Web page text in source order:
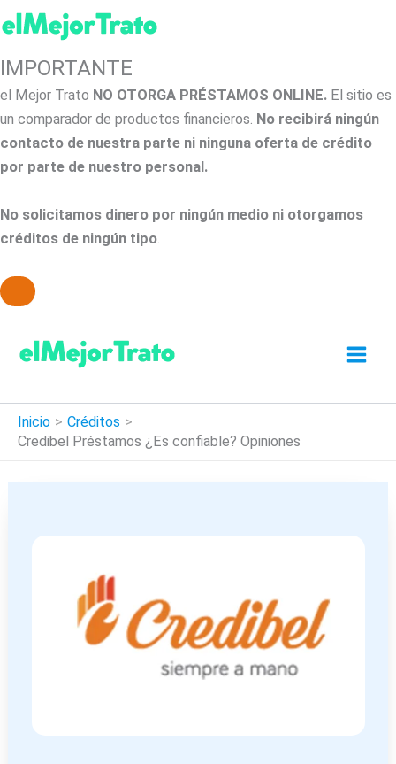
IMPORTANTE
el Mejor Trato NO OTORGA PRÉSTAMOS ONLINE. El sitio es
un comparador de productos financieros. No recibirá ningún
contacto de nuestra parte ni ninguna oferta de crédito
por parte de nuestro personal.
No solicitamos dinero por ningún medio ni otorgamos
créditos de ningún tipo.
contenido
Inicio
Créditos
Credibel Préstamos ¿Es confiable? Opiniones